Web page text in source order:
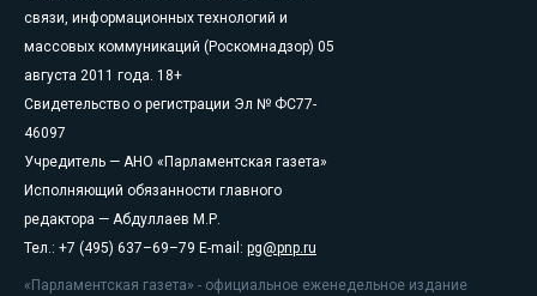
связи, информационных технологий и
массовых коммуникаций (Роскомнадзор) 05
августа 2011 года. 18+
Свидетельство о регистрации Эл № ФС77-
46097
Учредитель — АНО «Парламентская газета»
Исполняющий обязанности главного
редактора — Абдуллаев М.Р.
Тел.: +7 (495) 637–69–79 E-mail: pg@pnp.ru
«Парламентская газета» - официальное еженедельное издание